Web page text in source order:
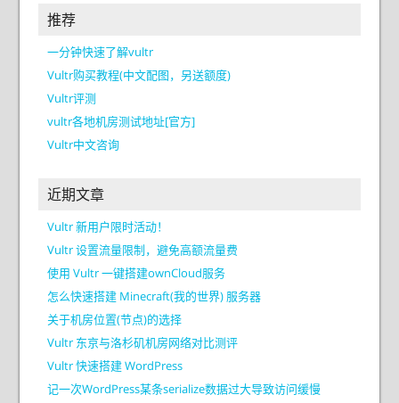
推荐
一分钟快速了解vultr
Vultr购买教程(中文配图，另送额度)
Vultr评测
vultr各地机房测试地址[官方]
Vultr中文咨询
近期文章
Vultr 新用户限时活动！
Vultr 设置流量限制，避免高额流量费
使用 Vultr 一键搭建ownCloud服务
怎么快速搭建 Minecraft(我的世界) 服务器
关于机房位置(节点)的选择
Vultr 东京与洛杉矶机房网络对比测评
Vultr 快速搭建 WordPress
记一次WordPress某条serialize数据过大导致访问缓慢